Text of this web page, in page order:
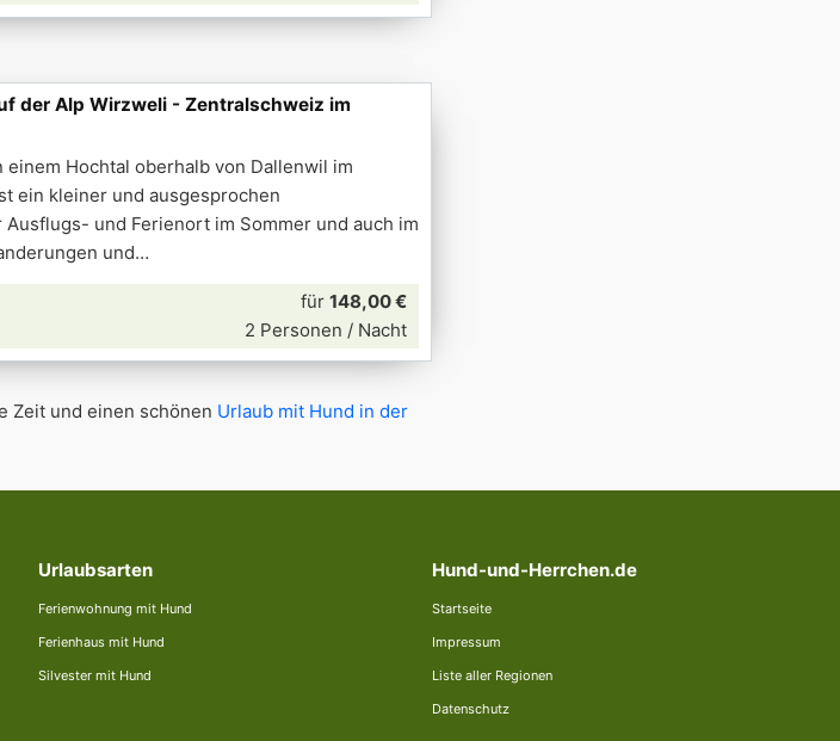
der Alp Wirzweli - Zentralschweiz im
einem Hochtal oberhalb von Dallenwil im
ein kleiner und ausgesprochen
und Ferienort im Sommer und auch im
und
für 148,00 €
2 Personen / Nacht
Zeit und einen schönen Urlaub mit Hund in der
Urlaubsarten
Ferienwohnung mit Hund
Ferienhaus mit Hund
Silvester mit Hund
Hund-und-Herrchen.de
Startseite
Impressum
Liste aller Regionen
Datenschutz